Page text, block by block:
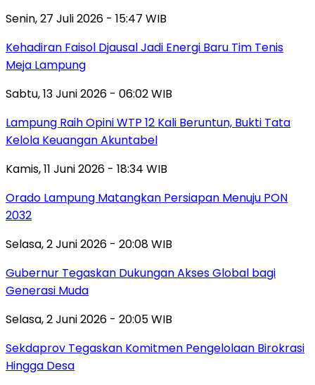
Senin, 27 Juli 2026 - 15:47 WIB
Kehadiran Faisol Djausal Jadi Energi Baru Tim Tenis
Meja Lampung
Sabtu, 13 Juni 2026 - 06:02 WIB
Lampung Raih Opini WTP 12 Kali Beruntun, Bukti Tata
Kelola Keuangan Akuntabel
Kamis, 11 Juni 2026 - 18:34 WIB
Orado Lampung Matangkan Persiapan Menuju PON
2032
Selasa, 2 Juni 2026 - 20:08 WIB
Gubernur Tegaskan Dukungan Akses Global bagi
Generasi Muda
Selasa, 2 Juni 2026 - 20:05 WIB
Sekdaprov Tegaskan Komitmen Pengelolaan Birokrasi
Hingga Desa